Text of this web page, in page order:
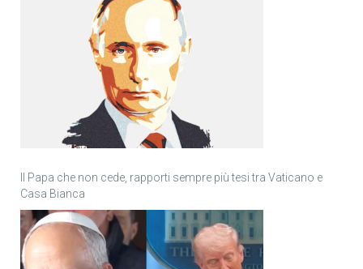
Il Papa che non cede, rapporti sempre più tesi tra Vaticano e
Casa Bianca